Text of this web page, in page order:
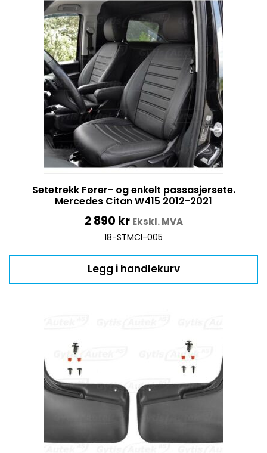
Setetrekk Fører- og enkelt passasjersete.
Mercedes Citan W415 2012-2021
2 890 kr Ekskl. MVA
18-STMCI-005
Legg i handlekurv